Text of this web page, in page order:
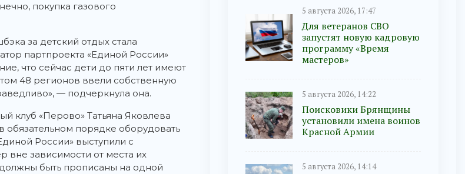
покупка газового
за детский отдых стала
партпроекта «Единой России»
что сейчас дети до пяти лет имеют
48 регионов ввели собственную
— подчеркнула она.
клуб «Перово» Татьяна Яковлева
порядке оборудовать
России» выступили с
вне зависимости от места их
быть прописаны на одной
5 августа 2026, 17:47
Для ветеранов СВО
запустят новую кадровую
программу «Время
мастеров»
5 августа 2026, 14:22
Поисковики Брянщины
установили имена воинов
Красной Армии
5 августа 2026, 14:14